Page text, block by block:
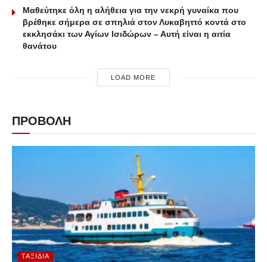
Μαθεύτηκε όλη η αλήθεια για την νεκρή γυναίκα που
βρέθηκε σήμερα σε σπηλιά στον Λυκαβηττό κοντά στο
εκκλησάκι των Αγίων Ισιδώρων – Αυτή είναι η αιτία
θανάτου
LOAD MORE
ΠΡΟΒΟΛΗ
ΤΑΞΊΔΙΑ